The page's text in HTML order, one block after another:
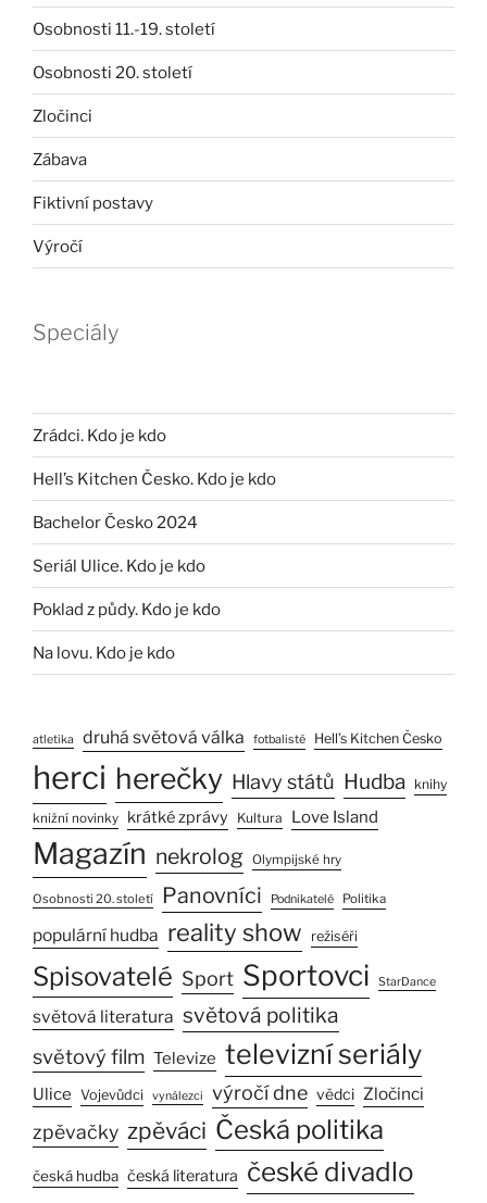
Osobnosti 11.-19. století
Osobnosti 20. století
Zločinci
Zábava
Fiktivní postavy
Výročí
Speciály
Zrádci. Kdo je kdo
Hell’s Kitchen Česko. Kdo je kdo
Bachelor Česko 2024
Seriál Ulice. Kdo je kdo
Poklad z půdy. Kdo je kdo
Na lovu. Kdo je kdo
atletika druhá světová válka fotbalisté Hell’s Kitchen Česko
herci herečky Hlavy států Hudba knihy
knižní novinky krátké zprávy Kultura Love Island
Magazín nekrolog Olympijské hry
Osobnosti 20. století Panovníci Podnikatelé Politika
populární hudba reality show režiséři
Spisovatelé Sport Sportovci StarDance
světová literatura světová politika
světový film Televize televizní seriály
Ulice Vojevůdci vynálezci výročí dne vědci Zločinci
zpěvačky zpěváci Česká politika
česká hudba česká literatura české divadlo